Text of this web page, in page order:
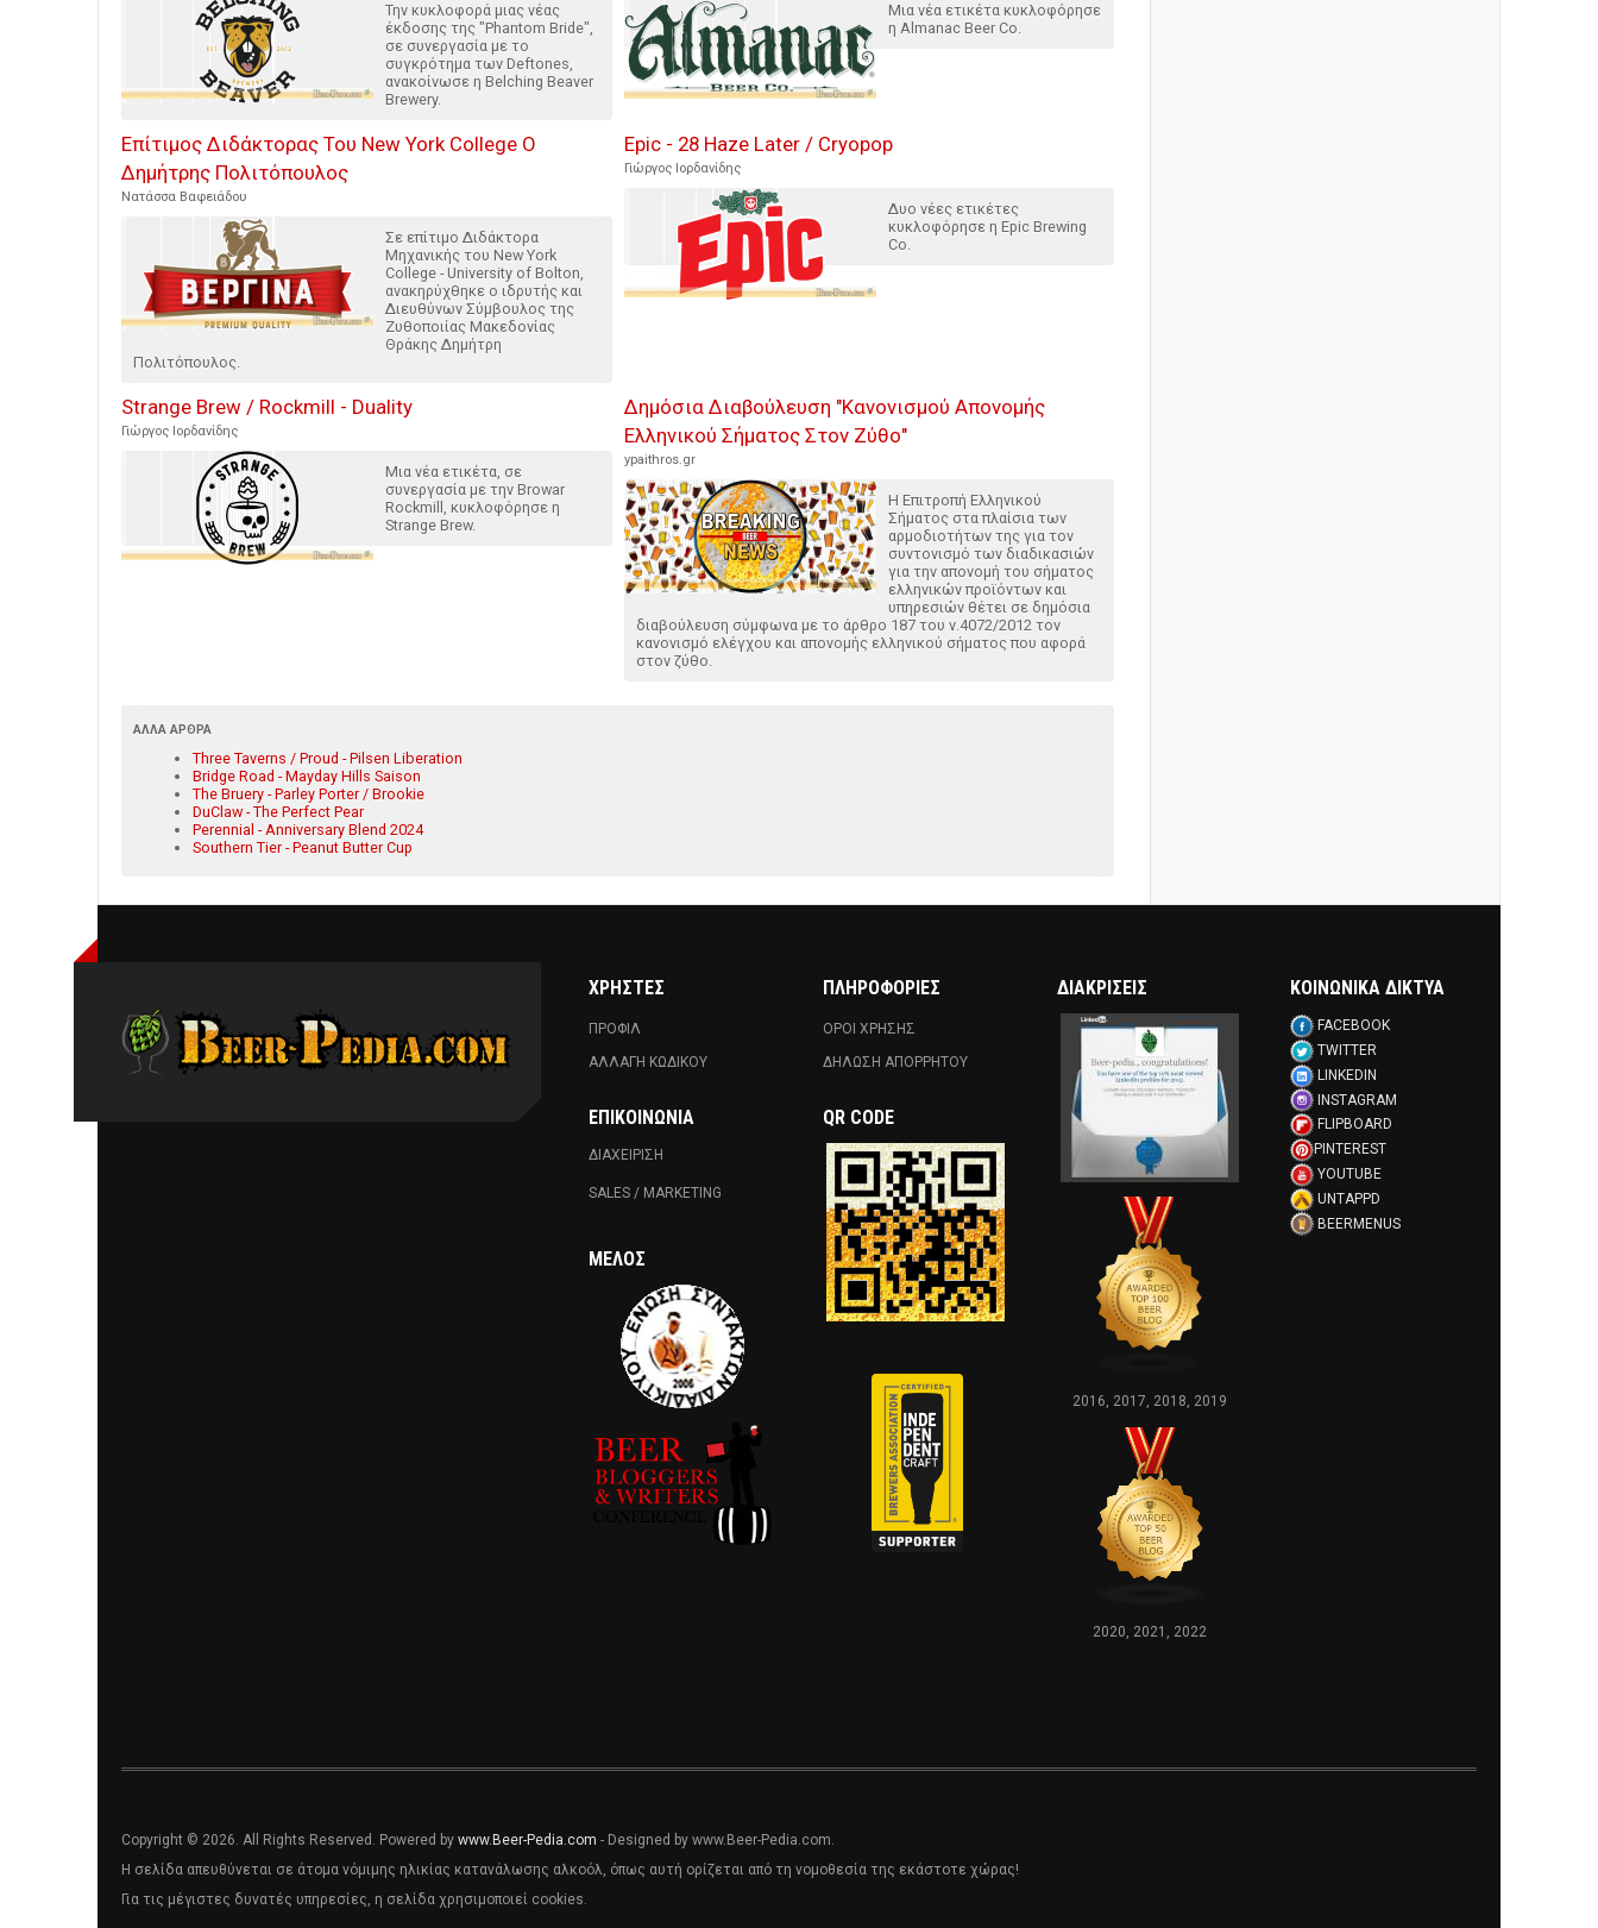
Την κυκλοφορά μιας νέας
έκδοσης της "Phantom Bride",
σε συνεργασία με το
συγκρότημα των Deftones,
ανακοίνωσε η Belching Beaver
Brewery.
Μια νέα ετικέτα κυκλοφόρησε
η Almanac Beer Co.
Επίτιμος Διδάκτορας Του New York College Ο
Δημήτρης Πολιτόπουλος
Νατάσσα Βαφειάδου
Σε επίτιμο Διδάκτορα
Μηχανικής του New York
College - University of Bolton,
ανακηρύχθηκε ο ιδρυτής και
Διευθύνων Σύμβουλος της
Ζυθοποιίας Μακεδονίας
Θράκης Δημήτρη
Πολιτόπουλος.
Epic - 28 Haze Later / Cryopop
Γιώργος Ιορδανίδης
Δυο νέες ετικέτες
κυκλοφόρησε η Epic Brewing
Co.
Strange Brew / Rockmill - Duality
Γιώργος Ιορδανίδης
Μια νέα ετικέτα, σε
συνεργασία με την Browar
Rockmill, κυκλοφόρησε η
Strange Brew.
Δημόσια Διαβούλευση "Κανονισμού Απονομής
Ελληνικού Σήματος Στον Ζύθο"
ypaithros.gr
Η Επιτροπή Ελληνικού
Σήματος στα πλαίσια των
αρμοδιοτήτων της για τον
συντονισμό των διαδικασιών
για την απονομή του σήματος
ελληνικών προϊόντων και
υπηρεσιών θέτει σε δημόσια
διαβούλευση σύμφωνα με το άρθρο 187 του ν.4072/2012 τον
κανονισμό ελέγχου και απονομής ελληνικού σήματος που αφορά
στον ζύθο.
ΆΛΛΑ ΆΡΘΡΑ
Three Taverns / Proud - Pilsen Liberation
Bridge Road - Mayday Hills Saison
The Bruery - Parley Porter / Brookie
DuClaw - The Perfect Pear
Perennial - Anniversary Blend 2024
Southern Tier - Peanut Butter Cup
ΧΡΗΣΤΕΣ
ΠΡΟΦΙΛ
ΑΛΛΑΓΗ ΚΩΔΙΚΟΥ
ΕΠΙΚΟΙΝΩΝΊΑ
ΔΙΑΧΕΙΡΙΣΗ
SALES / MARKETING
ΜΈΛΟΣ
ΠΛΗΡΟΦΟΡΙΕΣ
ΟΡΟΙ ΧΡΗΣΗΣ
ΔΗΛΩΣΗ ΑΠΟΡΡΗΤΟΥ
QR CODE
ΔΙΑΚΡΊΣΕΙΣ
2016, 2017, 2018, 2019
2020, 2021, 2022
ΚΟΙΝΩΝΙΚΑ ΔΙΚΤΥΑ
FACEBOOK
TWITTER
LINKEDIN
INSTAGRAM
FLIPBOARD
PINTEREST
YOUTUBE
UNTAPPD
BEERMENUS
Copyright © 2026. All Rights Reserved. Powered by www.Beer-Pedia.com - Designed by www.Beer-Pedia.com.
Η σελίδα απευθύνεται σε άτομα νόμιμης ηλικίας κατανάλωσης αλκοόλ, όπως αυτή ορίζεται από τη νομοθεσία της εκάστοτε χώρας!
Για τις μέγιστες δυνατές υπηρεσίες, η σελίδα χρησιμοποιεί cookies.